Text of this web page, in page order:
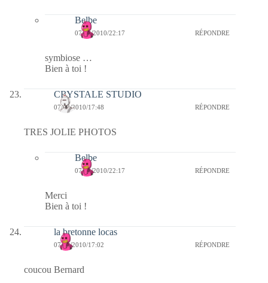
Belbe
07/02/2010/22:17 RÉPONDRE
symbiose …
Bien à toi !
CRYSTALE STUDIO
07/02/2010/17:48 RÉPONDRE
TRES JOLIE PHOTOS
Belbe
07/02/2010/22:17 RÉPONDRE
Merci
Bien à toi !
la bretonne locas
07/02/2010/17:02 RÉPONDRE
coucou Bernard